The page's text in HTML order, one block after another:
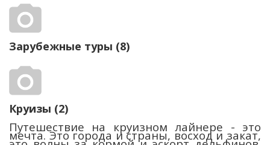
Зарубежные туры (8)
Круизы (2)
Путешествие на круизном лайнере - это
мечта. Это города и страны, восход и закат,